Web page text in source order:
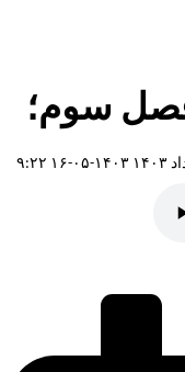
فصل سوم؛
۱۴۰۳-۰۵-۱۶ ۹:۲۲